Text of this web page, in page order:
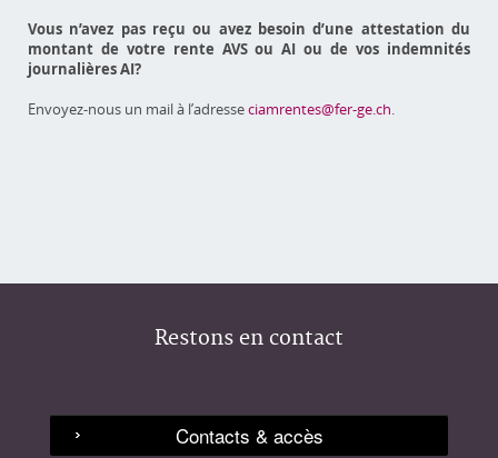
Vous n’avez pas reçu ou avez besoin d’une attestation du
montant de votre rente AVS ou AI ou de vos indemnités
journalières AI?
Envoyez-nous un mail à l’adresseciamrentes@fer-ge.ch.
Restons en contact